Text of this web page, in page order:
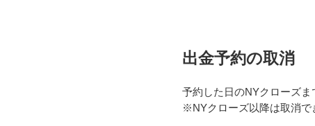
出金予約の取消
予約した日のNYクローズま
※NYクローズ以降は取消で